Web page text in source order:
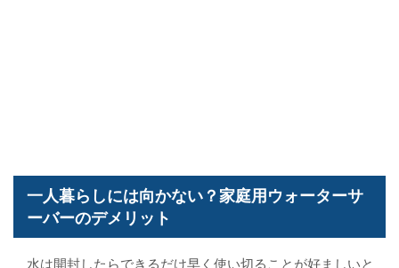
一人暮らしには向かない？家庭用ウォーターサ
ーバーのデメリット
水は開封したらできるだけ早く使い切ることが好ましいと